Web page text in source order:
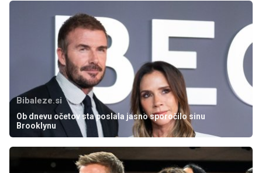
Bibaleze.si
Ob dnevu očetov sta poslala jasno sporočilo sinu
Brooklynu